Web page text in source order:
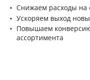
Снижаем расходы на
Ускоряем выход
Повышаем
ассортимента